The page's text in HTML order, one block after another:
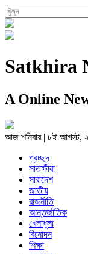
Satkhira
A Online
আজ শনিবার| ৮ই আগস্ট,
প্রচ্ছদ
সাতক্ষীরা
সারাদেশ
জাতীয়
রাজনীতি
আন্তর্জাতিক
খেলাধুলা
বিনোদন
শিক্ষা